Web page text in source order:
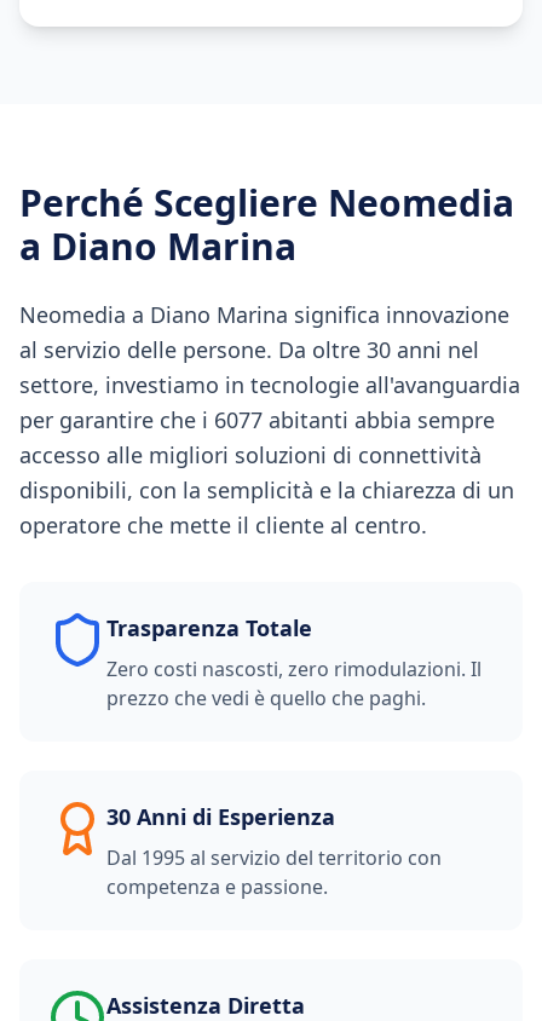
Perché Scegliere Neomedia
a Diano Marina
Neomedia a Diano Marina significa innovazione
al servizio delle persone. Da oltre 30 anni nel
settore, investiamo in tecnologie all'avanguardia
per garantire che i 6077 abitanti abbia sempre
accesso alle migliori soluzioni di connettività
disponibili, con la semplicità e la chiarezza di un
operatore che mette il cliente al centro.
Trasparenza Totale
Zero costi nascosti, zero rimodulazioni. Il
prezzo che vedi è quello che paghi.
30 Anni di Esperienza
Dal 1995 al servizio del territorio con
competenza e passione.
Assistenza Diretta